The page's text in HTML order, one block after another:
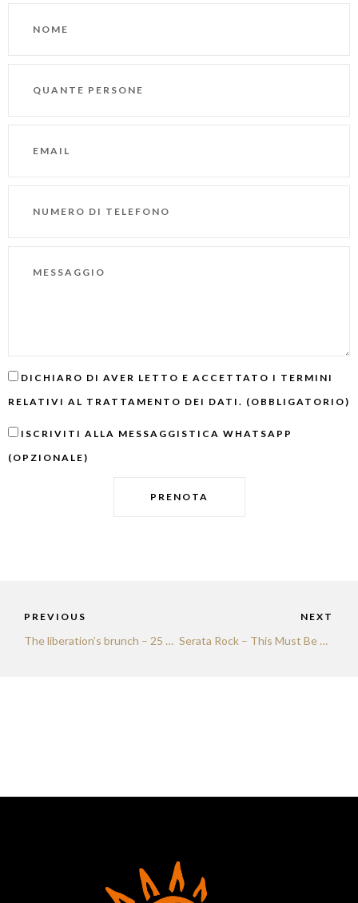
DICHIARO DI AVER LETTO E ACCETTATO I TERMINI
RELATIVI AL TRATTAMENTO DEI DATI. (OBBLIGATORIO)
ISCRIVITI ALLA MESSAGGISTICA WHATSAPP
(OPZIONALE)
PRENOTA
PREVIOUS
The liberation’s brunch – 25 aprile 2026
NEXT
Serata Rock – This Must Be Hell + Fabricio Alvarez, 23 maggio 2026